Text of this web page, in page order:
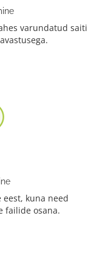
varundatud saiti
eest, kuna need
failide osana.